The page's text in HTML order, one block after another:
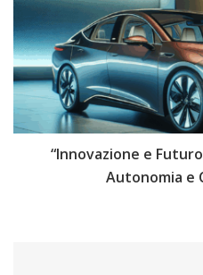
“Innovazione e
Autonomia e